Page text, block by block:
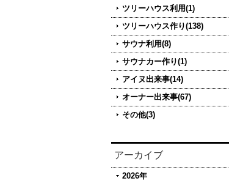
ツリーハウス利用(1)
ツリーハウス作り(138)
サウナ利用(8)
サウナカー作り(1)
アイヌ出来事(14)
オーナー出来事(67)
その他(3)
アーカイブ
2026年